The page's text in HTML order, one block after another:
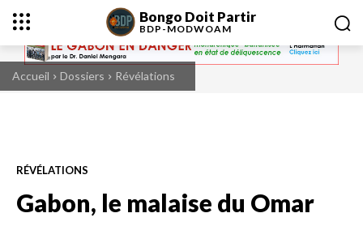
Bongo Doit Partir
BDP-MODWOAM
Accueil Dossiers Révélations
RÉVÉLATIONS
Gabon, le malaise du Omar